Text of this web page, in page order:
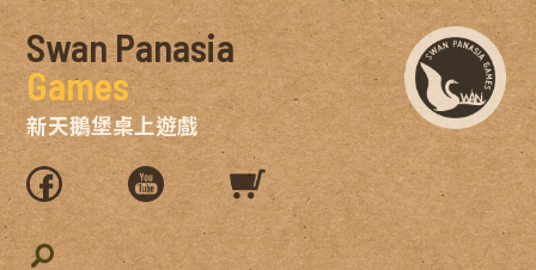
Swan Panasia
Games
新天鵝堡桌上遊戲